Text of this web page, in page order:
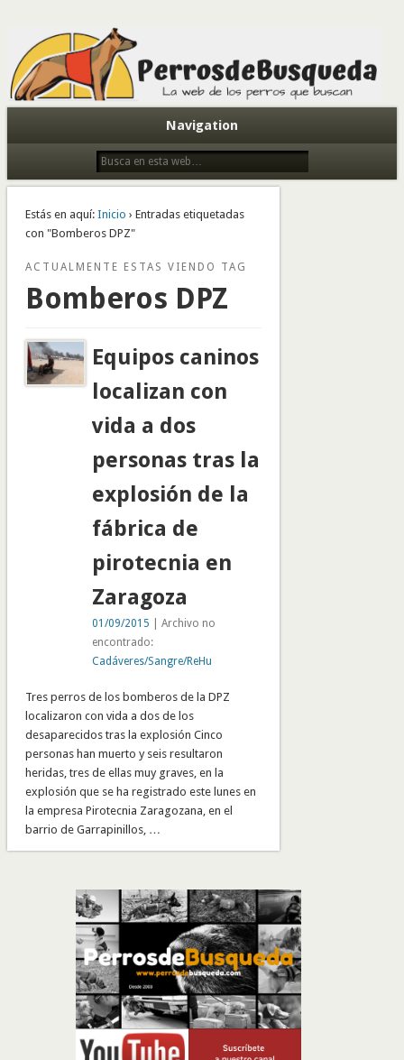
Todo sobre perros de búsqueda y detectores
Navigation
Estás en aquí: Inicio › Entradas etiquetadas
con "Bomberos DPZ"
ACTUALMENTE ESTAS VIENDO TAG
Bomberos DPZ
Equipos caninos
localizan con
vida a dos
personas tras la
explosión de la
fábrica de
pirotecnia en
Zaragoza
01/09/2015 | Archivo no
encontrado:
Cadáveres/Sangre/ReHu
Tres perros de los bomberos de la DPZ
localizaron con vida a dos de los
desaparecidos tras la explosión Cinco
personas han muerto y seis resultaron
heridas, tres de ellas muy graves, en la
explosión que se ha registrado este lunes en
la empresa Pirotecnia Zaragozana, en el
barrio de Garrapinillos, …